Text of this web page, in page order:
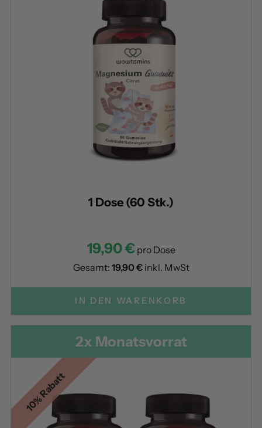
1 Dose (60 Stk.)
19,90 €pro Dose
Gesamt: 19,90 €inkl. MwSt
IN DEN WARENKORB
10% Rabatt
2x Monatsvorrat